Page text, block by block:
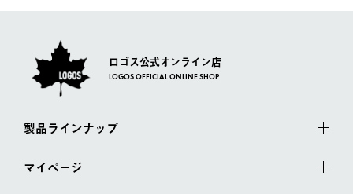
ロゴス公式オンライン店
LOGOS OFFICIAL ONLINE SHOP
製品ラインナップ
マイページ